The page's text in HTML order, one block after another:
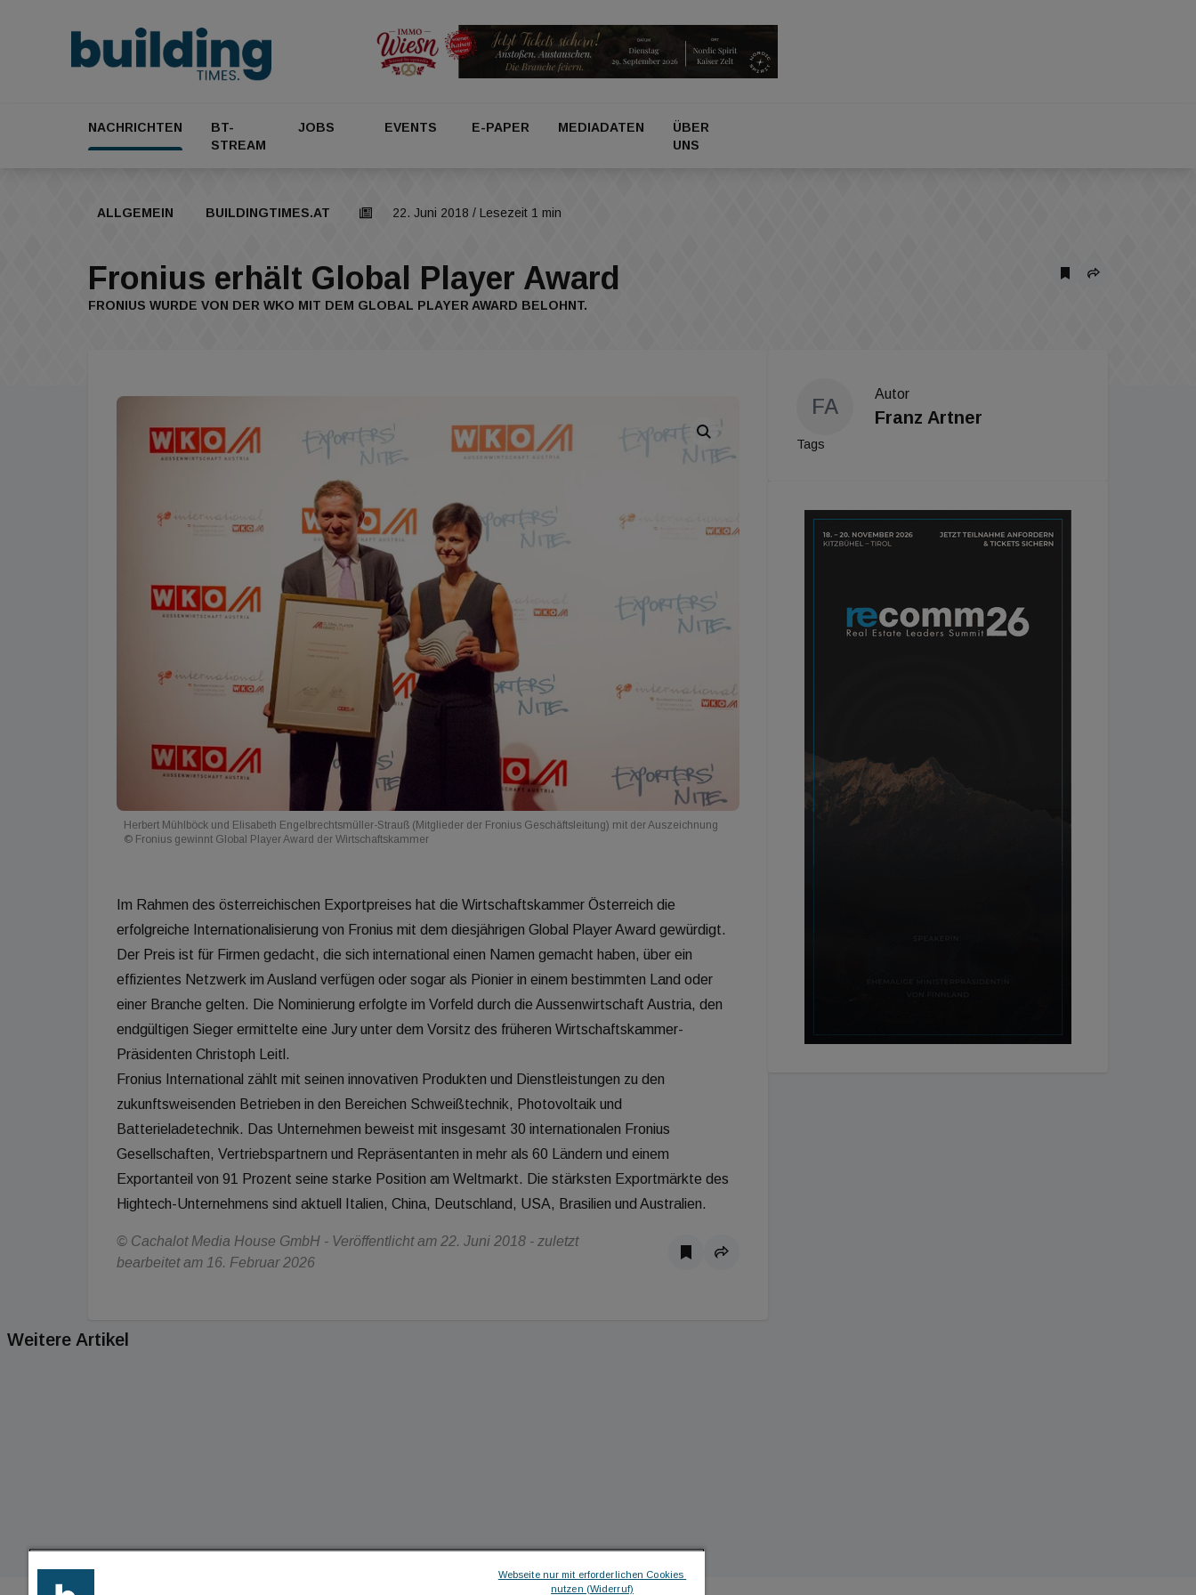
NACHRICHTEN
BT-
STREAM
JOBS EVENTS E-PAPER MEDIADATEN
ÜBER
UNS
ALLGEMEIN BUILDINGTIMES.AT 22. Juni 2018 / Lesezeit 1 min
Fronius erhält Global Player Award
FRONIUS WURDE VON DER WKO MIT DEM GLOBAL PLAYER AWARD BELOHNT.
Herbert Mühlböck und Elisabeth Engelbrechtsmüller-Strauß (Mitglieder der Fronius Geschäftsleitung) mit der Auszeichnung
© Fronius gewinnt Global Player Award der Wirtschaftskammer
Im Rahmen des österreichischen Exportpreises hat die Wirtschaftskammer Österreich die
erfolgreiche Internationalisierung von Fronius mit dem diesjährigen Global Player Award gewürdigt.
Der Preis ist für Firmen gedacht, die sich international einen Namen gemacht haben, über ein
effizientes Netzwerk im Ausland verfügen oder sogar als Pionier in einem bestimmten Land oder
einer Branche gelten. Die Nominierung erfolgte im Vorfeld durch die Aussenwirtschaft Austria, den
endgültigen Sieger ermittelte eine Jury unter dem Vorsitz des früheren Wirtschaftskammer-
Präsidenten Christoph Leitl.
Fronius International zählt mit seinen innovativen Produkten und Dienstleistungen zu den
zukunftsweisenden Betrieben in den Bereichen Schweißtechnik, Photovoltaik und
Batterieladetechnik. Das Unternehmen beweist mit insgesamt 30 internationalen Fronius
Gesellschaften, Vertriebspartnern und Repräsentanten in mehr als 60 Ländern und einem
Exportanteil von 91 Prozent seine starke Position am Weltmarkt. Die stärksten Exportmärkte des
Hightech-Unternehmens sind aktuell Italien, China, Deutschland, USA, Brasilien und Australien.
© Cachalot Media House GmbH - Veröffentlicht am 22. Juni 2018 - zuletzt
bearbeitet am 16. Februar 2026
FA
Autor
Franz Artner
Tags
Weitere Artikel
Webseite nur mit erforderlichen Cookies
nutzen (Widerruf)